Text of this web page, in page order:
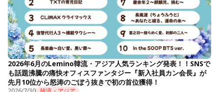
2026年6月のLemino韓流・アジア人気ランキング発表！！SNSで
も話題沸騰の痛快オフィスファンタジー『新入社員カン会長』が
先月10位から怒涛のごぼう抜きで初の首位獲得！